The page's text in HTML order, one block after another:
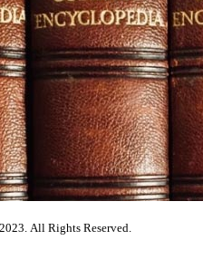
All Rights Reserved.